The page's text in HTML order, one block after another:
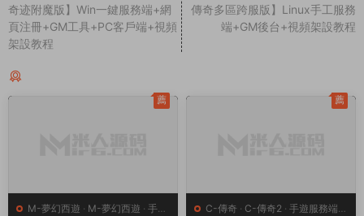
奇迹附魔版】Win一鍵服務端+網
頁注冊+GM工具+PC客戶端+視頻
架設教程
傳奇多區跨服版】Linux手工服務
端+GM後台+視頻架設教程
M-夢幻西遊 · M-夢幻西遊 · 手遊
薦
C-傳奇 · C-傳奇2 · 手遊服務端·
薦